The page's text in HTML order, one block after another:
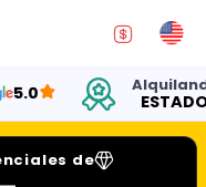
Alquilando
ESTADOS
de